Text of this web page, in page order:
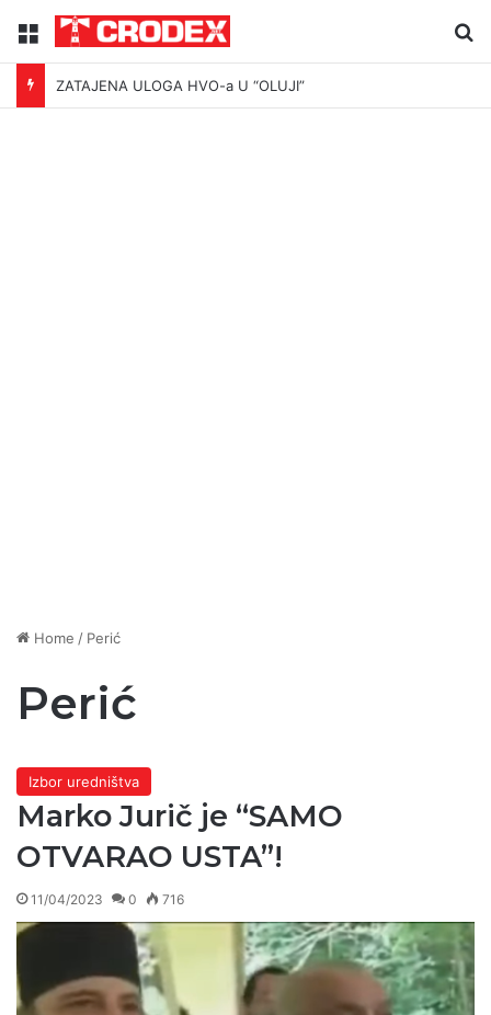
Menu
ZATAJENA ULOGA HVO-a U “OLUJI”
Home / Perić
Perić
Izbor uredništva
Marko Jurič je “SAMO
OTVARAO USTA”!
11/04/2023 0 716